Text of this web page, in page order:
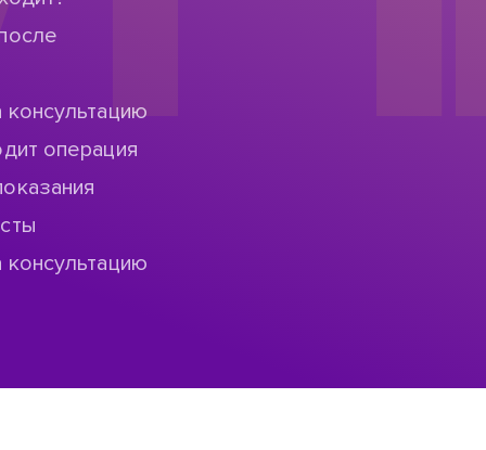
консультацию
операция
консультацию